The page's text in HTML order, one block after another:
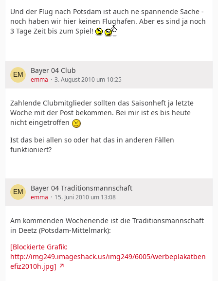
Und der Flug nach Potsdam ist auch ne spannende Sache -
noch haben wir hier keinen Flughafen. Aber es sind ja noch
3 Tage Zeit bis zum Spiel!
Bayer 04 Club
emma 3. August 2010 um 10:25
Zahlende Clubmitglieder sollten das Saisonheft ja letzte
Woche mit der Post bekommen. Bei mir ist es bis heute
nicht eingetroffen
Ist das bei allen so oder hat das in anderen Fällen
funktioniert?
Bayer 04 Traditionsmannschaft
emma 15. Juni 2010 um 13:08
Am kommenden Wochenende ist die Traditionsmannschaft
in Deetz (Potsdam-Mittelmark):
[Blockierte Grafik:
http://img249.imageshack.us/img249/6005/werbeplakatben
efiz2010h.jpg]